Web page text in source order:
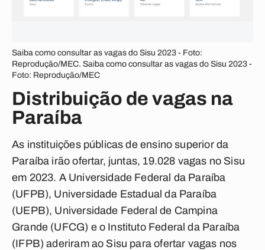
Saiba como consultar as vagas do Sisu 2023 - Foto:
Reprodução/MEC. Saiba como consultar as vagas do Sisu 2023 -
Foto: Reprodução/MEC
Distribuição de vagas na
Paraíba
As instituições públicas de ensino superior da
Paraíba irão ofertar, juntas, 19.028 vagas no Sisu
em 2023. A Universidade Federal da Paraíba
(UFPB), Universidade Estadual da Paraíba
(UEPB), Universidade Federal de Campina
Grande (UFCG) e o Instituto Federal da Paraíba
(IFPB) aderiram ao Sisu para ofertar vagas nos